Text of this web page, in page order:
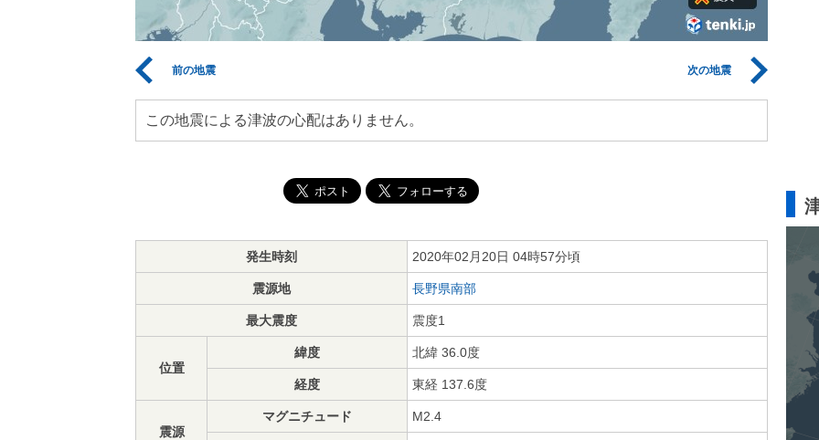
前の地震 次の地震
この地震による津波の心配はありません。
発生時刻 2020年02月20日 04時57分頃
震源地 長野県南部
最大震度 震度1
位置
緯度 北緯 36.0度
経度 東経 137.6度
震源
マグニチュード M2.4